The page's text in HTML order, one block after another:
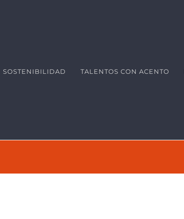
SOSTENIBILIDAD TALENTOS CON ACENTO